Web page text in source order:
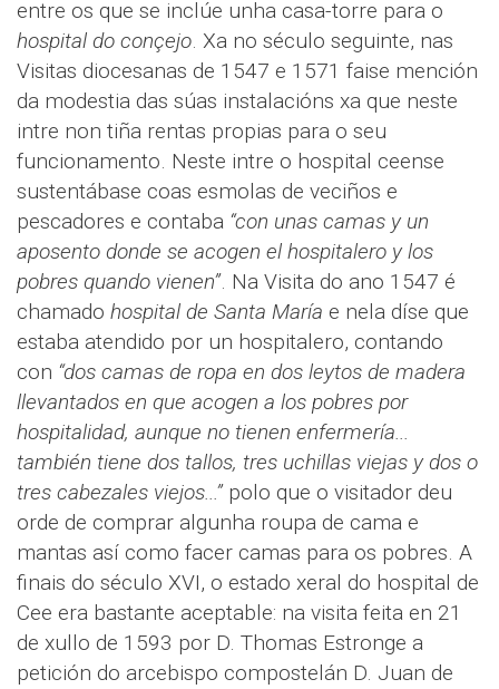
entre os que se inclúe unha casa-torre para o
hospital do conçejo. Xa no século seguinte, nas
Visitas diocesanas de 1547 e 1571 faise mención
da modestia das súas instalacións xa que neste
intre non tiña rentas propias para o seu
funcionamento. Neste intre o hospital ceense
sustentábase coas esmolas de veciños e
pescadores e contaba “con unas camas y un
aposento donde se acogen el hospitalero y los
pobres quando vienen”. Na Visita do ano 1547 é
chamado hospital de Santa María e nela díse que
estaba atendido por un hospitalero, contando
con “dos camas de ropa en dos leytos de madera
llevantados en que acogen a los pobres por
hospitalidad, aunque no tienen enfermería...
también tiene dos tallos, tres uchillas viejas y dos o
tres cabezales viejos...”polo que o visitador deu
orde de comprar algunha roupa de cama e
mantas así como facer camas para os pobres. A
finais do século XVI, o estado xeral do hospital de
Cee era bastante aceptable: na visita feita en 21
de xullo de 1593 por D. Thomas Estronge a
petición do arcebispo compostelán D. Juan de